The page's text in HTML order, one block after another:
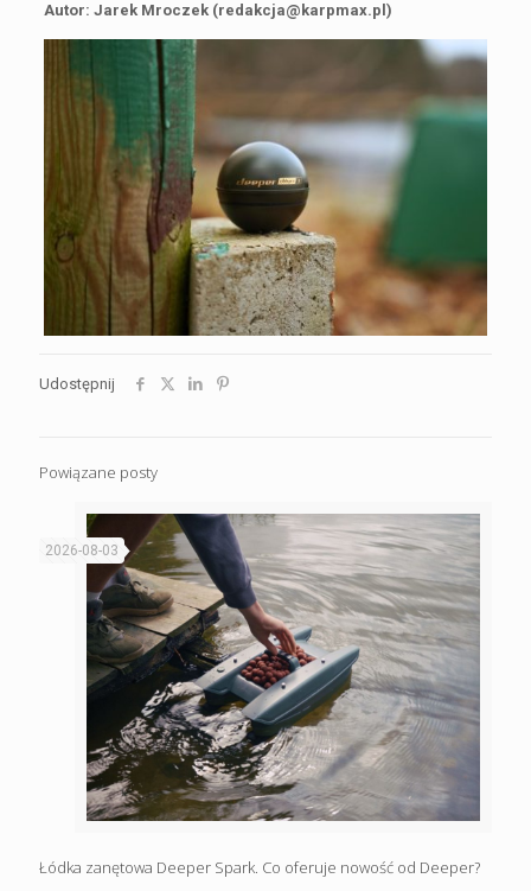
Autor: Jarek Mroczek (redakcja@karpmax.pl)
Udostępnij
Powiązane posty
2026-08-03
Łódka zanętowa Deeper Spark. Co oferuje nowość od Deeper?